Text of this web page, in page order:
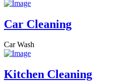
Car Cleaning
Car Wash
Kitchen Cleaning